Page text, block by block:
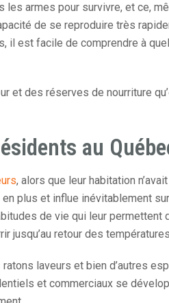
armes pour survivre, et ce,
de se reproduire très
il est facile de comprendre à
et des réserves de nourriture
au
, alors que leur habitation
plus et influe inévitablement
de vie qui leur permettent
jusqu’au retour des
laveurs et bien d’autres
et commerciaux se